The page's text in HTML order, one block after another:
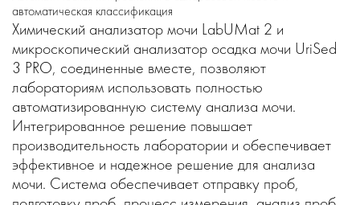
автоматическая классификация
Химический анализатор мочи LabUMat 2 и
микроскопический анализатор осадка мочи UriSed
3 PRO, соединенные вместе, позволяют
лабораториям использовать полностью
автоматизированную систему анализа мочи.
Интегрированное решение повышает
производительность лаборатории и обеспечивает
эффективное и надежное решение для анализа
мочи. Система обеспечивает отправку проб,